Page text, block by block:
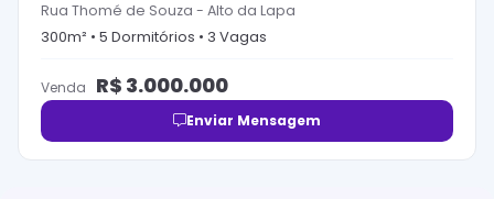
Rua Thomé de Souza - Alto da Lapa
300m² • 5 Dormitórios • 3 Vagas
Venda R$ 3.000.000
Enviar Mensagem